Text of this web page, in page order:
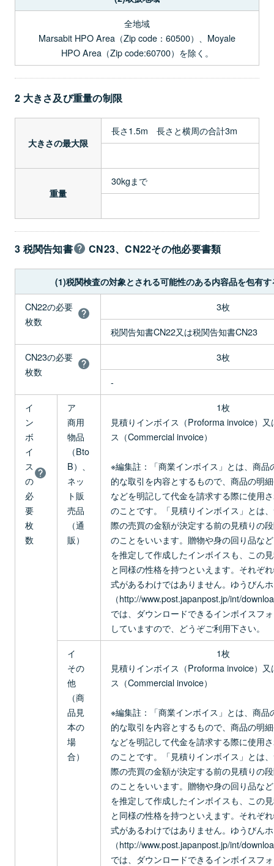
全地域
Marsabit HPO Area（Zip code：60500）、Moyale
HPO Area（Zip code:60700）を除く。
2 大きさ及び重量の制限
大きさの最大限
長さ1.5m 長さと横周の合計3m
重量
30kgまで
3 税関告知書 CN23、CN22その他必要書類
(1)税関検査の対象とされる可能性のある内容品を包有
CN22の必要
枚数
3枚
税関告知書CN22又は税関告知書CN23
CN23の必要
枚数
3枚
-
イ
ン
ボ
イ
ス
の
必
要
枚
数
ア
商用
物品
（Bto
B）、
ネッ
ト販
売品
（通
販）
1枚
見積りインボイス（Proforma invoice）
ス（Commercial invoice）
※編集註：「商業インボイス」とは、商品
的な取引を内容とするもので、商品の明
などを明記して代金を請求する際に使用
のことです。「見積りインボイス」とは
際の売買の金額が決定する前の見積りの
のことをいいます。贈物や身の回り品な
を推定して作成したインボイスも、この
と同様の性格を持つといえます。それぞ
式があるわけではありません。ゆうびん
（http://www.post.japanpost.jp/int/
では、ダウンロードできるインボイスフ
していますので、どうぞご利用下さい。
イ
その
他
（商
品見
本の
場
合）
1枚
見積りインボイス（Proforma invoice）
ス（Commercial invoice）
※編集註：「商業インボイス」とは、商品
的な取引を内容とするもので、商品の明
などを明記して代金を請求する際に使用
のことです。「見積りインボイス」とは
際の売買の金額が決定する前の見積りの
のことをいいます。贈物や身の回り品な
を推定して作成したインボイスも、この
と同様の性格を持つといえます。それぞ
式があるわけではありません。ゆうびん
（http://www.post.japanpost.jp/int/
では、ダウンロードできるインボイスフ